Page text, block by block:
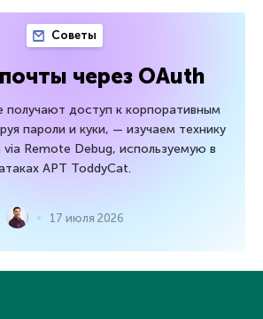
Советы
через OAuth
получают доступ к корпоративным
пароли и куки, — изучаем технику
Remote Debug, используемую в
APT ToddyCat.
17 июля 2026